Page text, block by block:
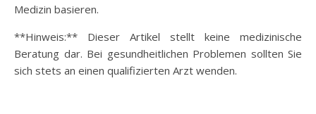
Medizin basieren.
**Hinweis:** Dieser Artikel stellt keine medizinische
Beratung dar. Bei gesundheitlichen Problemen sollten Sie
sich stets an einen qualifizierten Arzt wenden.